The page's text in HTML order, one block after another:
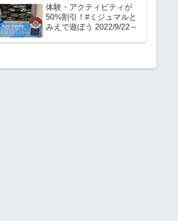
体験・アクティビティが
50%割引！#ミジュマルと
みえで遊ぼう 2022/9/22～